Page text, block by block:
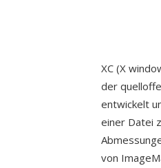
XC (X
der
entwickelt
einer Datei
von